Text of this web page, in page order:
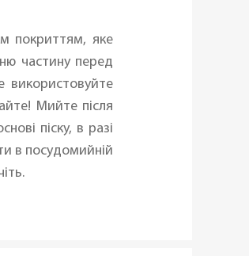
покриттям, яке
частину перед
Мийте після
піску, в разі
в посудомийній